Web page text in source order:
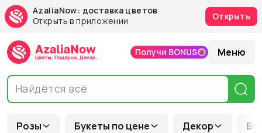
AzaliaNow: доставка цветов
Открыть в приложении
Открыть
Розы Букеты по цене Декор
Получи BONUS Меню